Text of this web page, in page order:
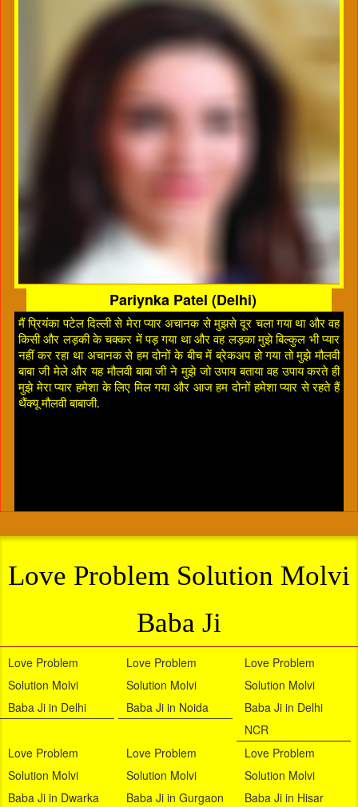
Pariynka Patel (Delhi)
मैं प्रियंका पटेल दिल्ली से मेरा प्यार अचानक से मुझसे दूर चला गया था और वह
किसी और लड़की के चक्कर में पड़ गया था और वह लड़का मुझे बिल्कुल भी प्यार
नहीं कर रहा था अचानक से हम दोनों के बीच में ब्रेकअप हो गया तो मुझे मौलवी
बाबा जी मेले और यह मौलवी बाबा जी ने मुझे जो उपाय बताया वह उपाय करते ही
मुझे मेरा प्यार हमेशा के लिए मिल गया और आज हम दोनों हमेशा प्यार से रहते हैं
थैंक्यू मौलवी बाबाजी.
Love Problem Solution Molvi
Baba Ji
Love Problem
Solution Molvi
Baba Ji in Delhi
Love Problem
Solution Molvi
Baba Ji in Noida
Love Problem
Solution Molvi
Baba Ji in Delhi
NCR
Love Problem
Solution Molvi
Baba Ji in Dwarka
Love Problem
Solution Molvi
Baba Ji in Gurgaon
Love Problem
Solution Molvi
Baba Ji in Hisar